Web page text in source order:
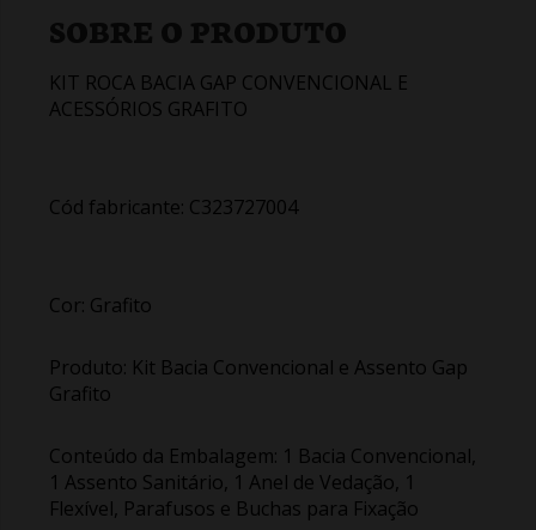
SOBRE O PRODUTO
KIT ROCA BACIA GAP CONVENCIONAL E
ACESSÓRIOS GRAFITO
Cód fabricante: C323727004
Cor: Grafito
Produto: Kit Bacia Convencional e Assento Gap
Grafito
Conteúdo da Embalagem: 1 Bacia Convencional,
1 Assento Sanitário, 1 Anel de Vedação, 1
Flexível, Parafusos e Buchas para Fixação